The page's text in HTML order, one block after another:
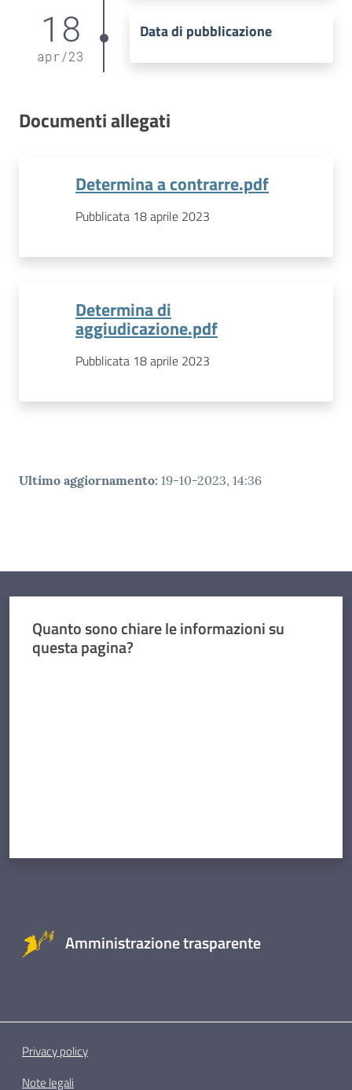
18
apr/23
Data di pubblicazione
Documenti allegati
Determina a contrarre.pdf
Pubblicata 18 aprile 2023
Determina di
aggiudicazione.pdf
Pubblicata 18 aprile 2023
Ultimo aggiornamento: 19-10-2023, 14:36
Quanto sono chiare le informazioni su
questa pagina?
Amministrazione trasparente
Privacy policy
Note legali